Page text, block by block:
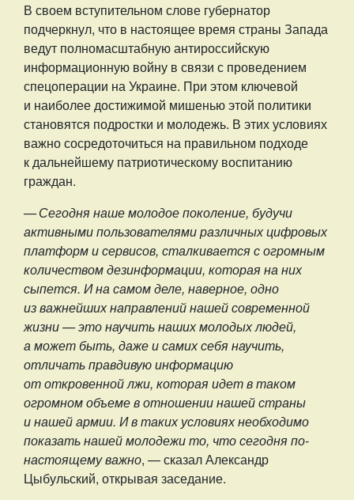
В своем вступительном слове губернатор
подчеркнул, что в настоящее время страны Запада
ведут полномасштабную антироссийскую
информационную войну в связи с проведением
спецоперации на Украине. При этом ключевой
и наиболее достижимой мишенью этой политики
становятся подростки и молодежь. В этих условиях
важно сосредоточиться на правильном подходе
к дальнейшему патриотическому воспитанию
граждан.
— Сегодня наше молодое поколение, будучи
активными пользователями различных цифровых
платформ и сервисов, сталкивается с огромным
количеством дезинформации, которая на них
сыпется. И на самом деле, наверное, одно
из важнейших направлений нашей современной
жизни — это научить наших молодых людей,
а может быть, даже и самих себя научить,
отличать правдивую информацию
от откровенной лжи, которая идет в таком
огромном объеме в отношении нашей страны
и нашей армии. И в таких условиях необходимо
показать нашей молодежи то, что сегодня по-
настоящему важно, — сказал Александр
Цыбульский, открывая заседание.